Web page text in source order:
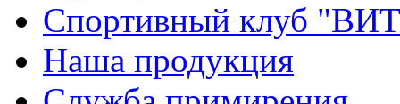
Спортивный клуб
Наша продукция